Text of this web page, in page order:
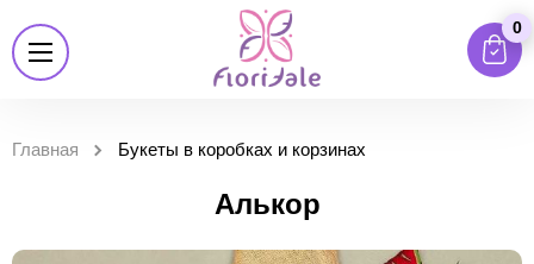
0
Главная Букеты в коробках и корзинах
Алькор